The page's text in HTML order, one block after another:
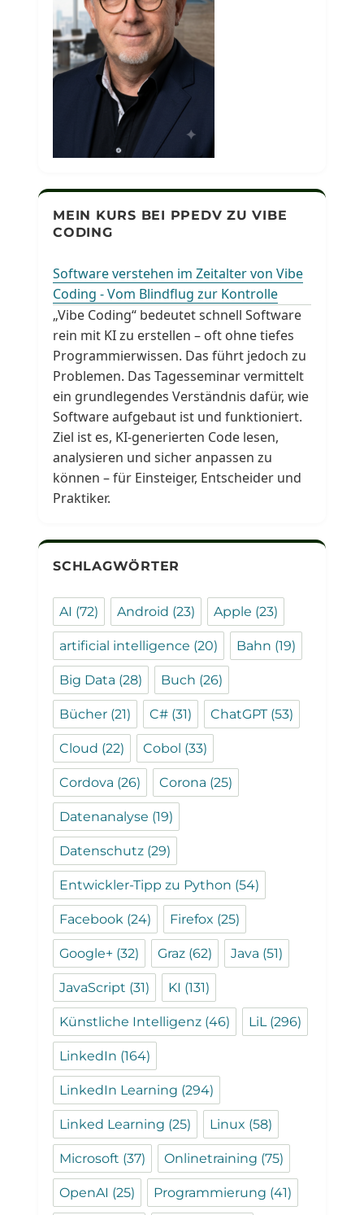
MEIN KURS BEI PPEDV ZU VIBE
CODING
Software verstehen im Zeitalter von Vibe
Coding - Vom Blindflug zur Kontrolle
„Vibe Coding“ bedeutet schnell Software
rein mit KI zu erstellen – oft ohne tiefes
Programmierwissen. Das führt jedoch zu
Problemen. Das Tagesseminar vermittelt
ein grundlegendes Verständnis dafür, wie
Software aufgebaut ist und funktioniert.
Ziel ist es, KI-generierten Code lesen,
analysieren und sicher anpassen zu
können – für Einsteiger, Entscheider und
Praktiker.
SCHLAGWÖRTER
AI (72) Android (23) Apple (23)
artificial intelligence (20) Bahn (19)
Big Data (28) Buch (26)
Bücher (21) C# (31) ChatGPT(53)
Cloud (22) Cobol (33)
Cordova (26) Corona (25)
Datenanalyse (19)
Datenschutz (29)
Entwickler-Tipp zu Python (54)
Facebook (24) Firefox (25)
Google+ (32) Graz (62) Java (51)
JavaScript (31) KI (131)
Künstliche Intelligenz (46) LiL (296)
LinkedIn (164)
LinkedIn Learning (294)
Linked Learning (25) Linux (58)
Microsoft (37) Onlinetraining (75)
OpenAI (25) Programmierung (41)